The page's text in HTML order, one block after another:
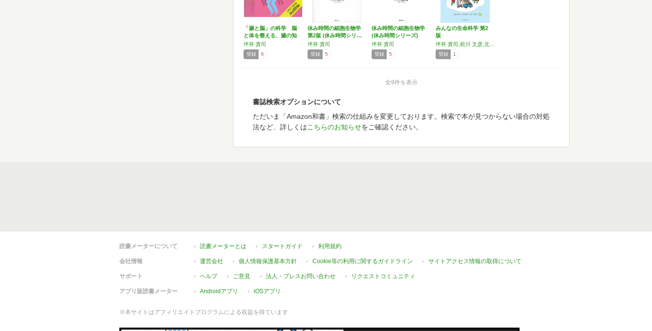
「腸と脳」の科学 脳
と体を整える、腸の知
られ…
坪井 貴司
登録 6
休み時間の細胞生物学
第2版 (休み時間シリ…
坪井 貴司
登録 5
休み時間の細胞生物学
(休み時間シリーズ)
坪井 貴司
登録 5
みんなの生命科学 第2
版
登録 1
全9件を表示
書誌検索オプションについて
ただいま「Amazon和書」検索の仕組みを変更しております。検索で本が見つからない場合の対処
法など、詳しくはこちらのお知らせをご確認ください。
読書メーターについて 読書メーターとは スタートガイド 利用規約
会社情報 運営会社 個人情報保護基本方針 Cookie等の利用に関するガイドライン サイトアクセス情報の取得について
サポート ヘルプ ご意見 法人・プレスお問い合わせ リクエストコミュニティ
アプリ版読書メーター Androidアプリ iOSアプリ
※本サイトはアフィリエイトプログラムによる収益を得ています